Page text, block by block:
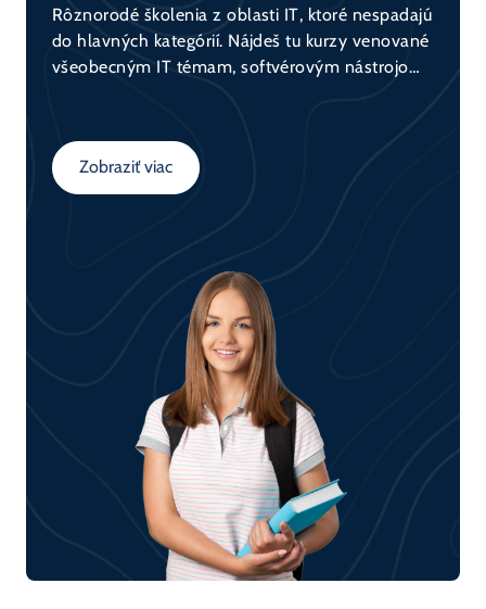
Rôznorodé školenia z oblasti IT, ktoré nespadajú
do hlavných kategórií. Nájdeš tu kurzy venované
všeobecným IT témam, softvérovým nástrojom,
voľba na rozšírenie svojho všeobecného
prehľadu v IT.
Zobraziť viac